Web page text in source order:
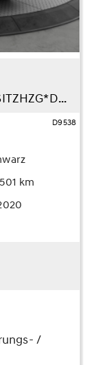
TREND 1.2 Automatik *CARPLAY*SITZHZG*DAB*KLIMA*
D9538
km
/